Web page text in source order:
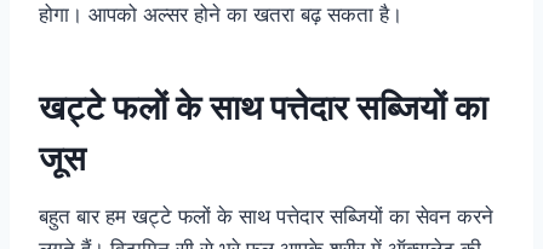
होगा। आपको अल्सर होने का खतरा बढ़ सकता है।
खट्टे फलों के साथ पत्तेदार सब्जियों का
जूस
बहुत बार हम खट्टे फलों के साथ पत्तेदार सब्जियों का सेवन करने